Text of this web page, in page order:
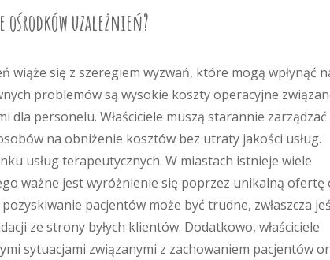
ośrodków uzależnień?
się z szeregiem wyzwań, które mogą wpłynąć
problemów są wysokie koszty operacyjne
personelu. Właściciele muszą starannie zarządzać
na obniżenie kosztów bez utraty jakości usług.
usług terapeutycznych. W miastach istnieje wiele
ważne jest wyróżnienie się poprzez unikalną ofertę
pacjentów może być trudne, zwłaszcza
ze strony byłych klientów. Dodatkowo, właściciele
sytuacjami związanymi z zachowaniem pacjentów